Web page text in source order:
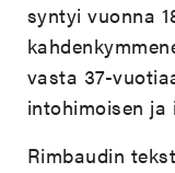
syntyi vuonna
vasta 37-
intohimoisen ja
Rimbaudin